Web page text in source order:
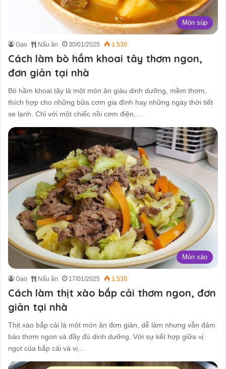
Món súp
Gạo Nấu ăn 30/01/2025 1.530
Cách làm bò hầm khoai tây thơm ngon,
đơn giản tại nhà
Bò hầm khoai tây là một món ăn giàu dinh dưỡng, mềm thơm,
thích hợp cho những bữa cơm gia đình hay những ngày thời tiết
se lạnh. Chỉ với một chiếc nồi cơm điện,…
Món xào
Gạo Nấu ăn 17/01/2025 1.530
Cách làm thịt xào bắp cải thơm ngon, đơn
giản tại nhà
Thịt xào bắp cải là một món ăn đơn giản, dễ làm nhưng vẫn đảm
bảo thơm ngon và đầy đủ dinh dưỡng. Với sự kết hợp giữa vị
ngọt của bắp cải và vị…